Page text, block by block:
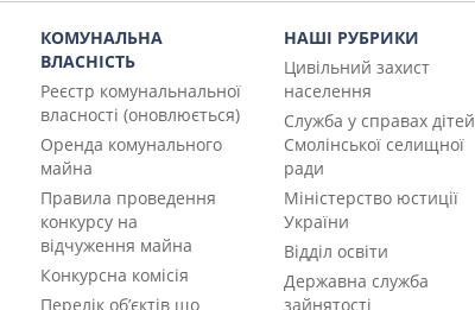
КОМУНАЛЬНА
ВЛАСНІСТЬ
Реєстр комунальнальної
власності (оновлюється)
Оренда комунального
майна
Правила проведення
конкурсу на
відчуження майна
Конкурсна комісія
Перелік об’єктів що
НАШІ РУБРИКИ
Цивільний захист
населення
Служба у справах дітей
Смолінської селищної
ради
Міністерство юстиції
України
Відділ освіти
Державна служба
зайнятості